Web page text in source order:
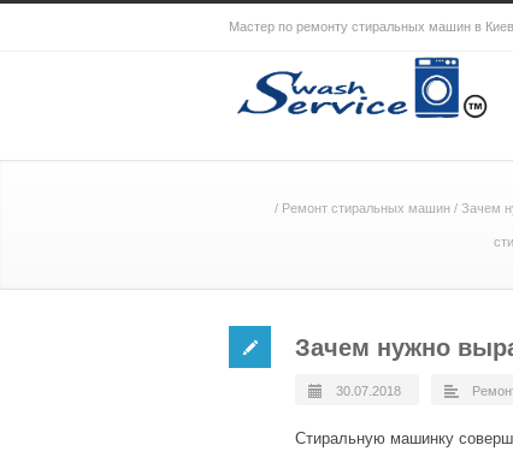
Мастер по ремонту стиральных машин в
/ Ремонт стиральных машин/ Зачем
Зачем нужно
30.07.2018
Стиральную машинку